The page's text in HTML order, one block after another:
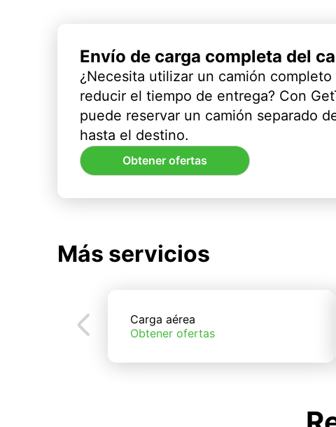
Envío de carga completa del
¿Necesita utilizar un camión
reducir el tiempo de entrega? Con
puede reservar un camión separado
hasta el destino.
Obtener ofertas
Más servicios
Carga aérea
Obtener ofertas